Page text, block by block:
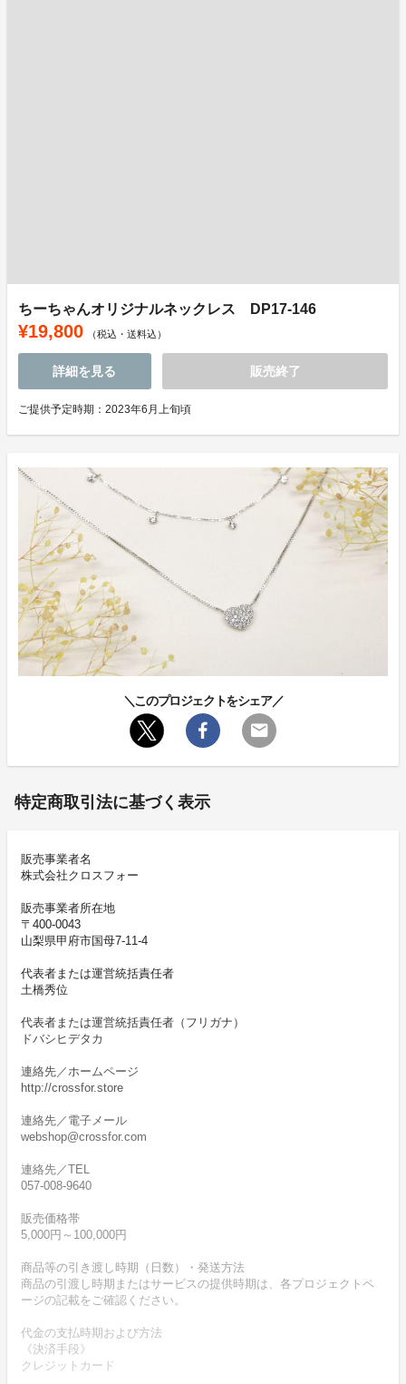
ちーちゃんオリジナルネックレス DP17-146
¥19,800 （税込・送料込）
詳細を見る 販売終了
ご提供予定時期：2023年6月上旬頃
＼このプロジェクトをシェア／
特定商取引法に基づく表示
販売事業者名
株式会社クロスフォー
販売事業者所在地
〒400-0043
山梨県甲府市国母7-11-4
代表者または運営統括責任者
土橋秀位
代表者または運営統括責任者（フリガナ）
ドバシヒデタカ
連絡先／ホームページ
http://crossfor.store
連絡先／電子メール
webshop@crossfor.com
連絡先／TEL
057-008-9640
販売価格帯
5,000円～100,000円
商品等の引き渡し時期（日数）・発送方法
商品の引渡し時期またはサービスの提供時期は、各プロジェクトペ
ージの記載をご確認ください。
代金の支払時期および方法
《決済手段》
クレジットカード